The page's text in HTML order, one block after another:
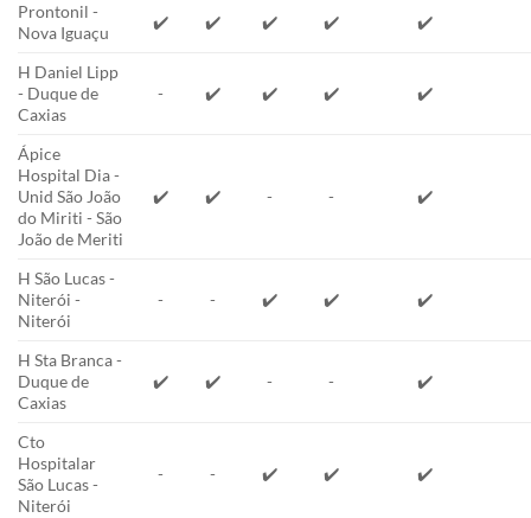
Prontonil -
Nova Iguaçu
✔️ ✔️ ✔️ ✔️ ✔️
H Daniel Lipp
- Duque de
Caxias
- ✔️ ✔️ ✔️ ✔️
Ápice
Hospital Dia -
Unid São João
do Miriti - São
João de Meriti
✔️ ✔️ - - ✔️
H São Lucas -
Niterói -
Niterói
- - ✔️ ✔️ ✔️
H Sta Branca -
Duque de
Caxias
✔️ ✔️ - - ✔️
Cto
Hospitalar
São Lucas -
Niterói
- - ✔️ ✔️ ✔️